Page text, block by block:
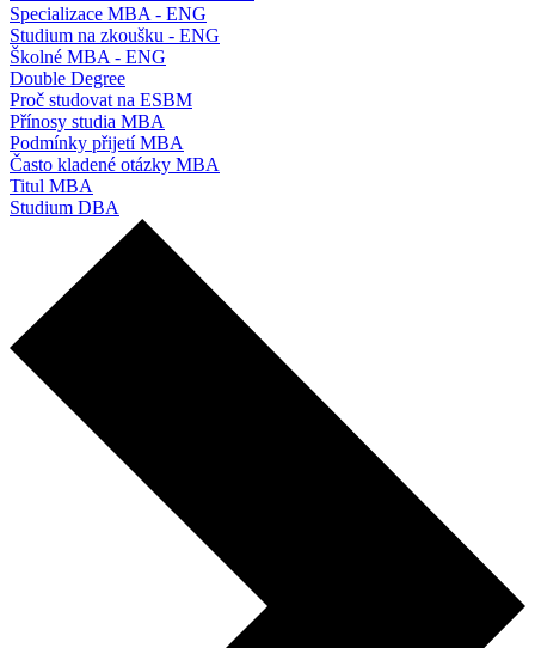
Specializace MBA - ENG
Studium na zkoušku - ENG
Školné MBA - ENG
Double Degree
Proč studovat na ESBM
Přínosy studia MBA
Podmínky přijetí MBA
Často kladené otázky MBA
Titul MBA
Studium DBA